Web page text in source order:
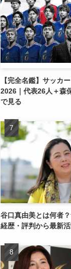
【完全名鑑】サッカ
2026｜代表26人＋森
で見る
谷口真由美とは何者
経歴・評判から最新